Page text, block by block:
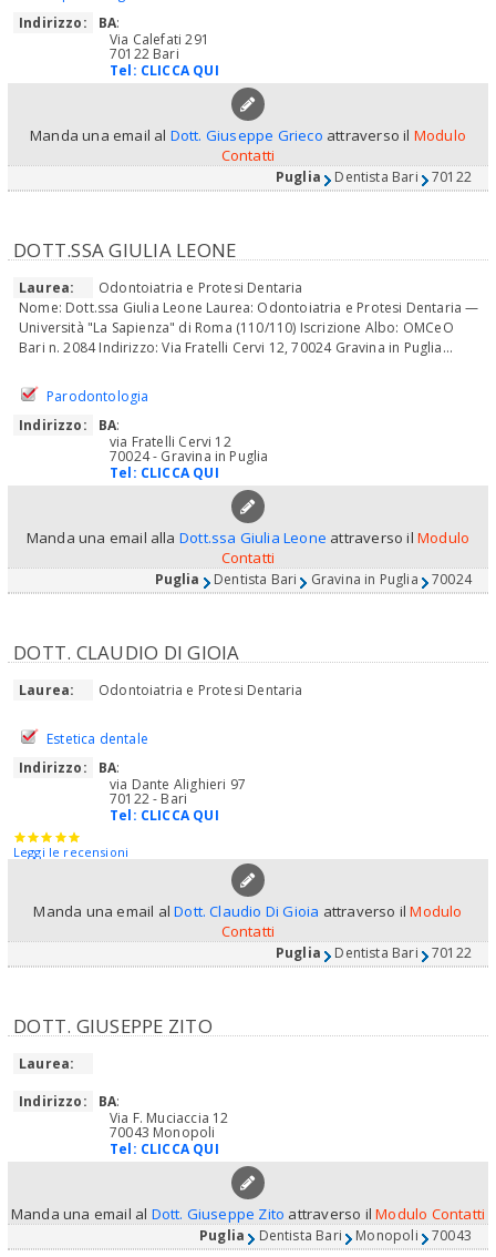
Indirizzo:
BA:
Via Calefati 291
70122 Bari
Tel: CLICCA QUI
Manda una email al Dott. Giuseppe Grieco attraverso il Modulo
Contatti
Puglia Dentista Bari 70122
DOTT.SSA GIULIA LEONE
Laurea:
Odontoiatria e Protesi Dentaria
Nome: Dott.ssa Giulia Leone Laurea: Odontoiatria e Protesi Dentaria —
Università "La Sapienza" di Roma (110/110) Iscrizione Albo: OMCeO
Bari n. 2084 Indirizzo: Via Fratelli Cervi 12, 70024 Gravina in Puglia...
Parodontologia
Indirizzo:
BA:
via Fratelli Cervi 12
70024 - Gravina in Puglia
Tel: CLICCA QUI
Manda una email alla Dott.ssa Giulia Leone attraverso ilModulo
Contatti
Puglia Dentista Bari Gravina in Puglia 70024
DOTT. CLAUDIO DI GIOIA
Laurea: Odontoiatria e Protesi Dentaria
Estetica dentale
Indirizzo:
BA:
via Dante Alighieri 97
70122 - Bari
Tel: CLICCA QUI
Leggi le recensioni
Manda una email alDott. Claudio Di Gioia attraverso ilModulo
Contatti
Puglia Dentista Bari 70122
DOTT. GIUSEPPE ZITO
Laurea:
Indirizzo:
BA:
Via F. Muciaccia 12
70043 Monopoli
Tel: CLICCA QUI
Manda una email al Dott. Giuseppe Zito attraverso ilModulo Contatti
Puglia Dentista Bari Monopoli 70043